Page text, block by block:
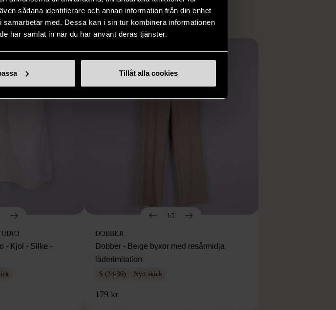
sådana identifierare och annan information från din enhet
med. Dessa kan i sin tur kombinera informationen
har samlat in när du har använt deras tjänster.
Tillåt alla cookies
påminner om denna
- Kjol - Silke -
1/5
DOBBER
Dobber - Beige byxor med resårmidja
läderimitation
S (34-36) Nytt skick
179 kr